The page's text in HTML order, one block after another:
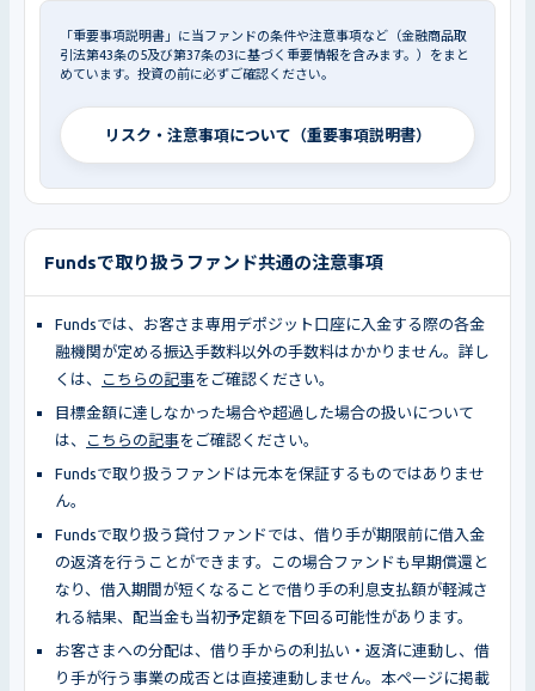
「重要事項説明書」に当ファンドの条件や注意事項など（金融商品取
引法第43条の5及び第37条の3に基づく重要情報を含みます。）をまと
めています。投資の前に必ずご確認ください。
リスク・注意事項について（重要事項説明書）
Fundsで取り扱うファンド共通の注意事項
Fundsでは、お客さま専用デポジット口座に入金する際の各金
融機関が定める振込手数料以外の手数料はかかりません。詳し
くは、
こちらの記事をご確認ください。
目標金額に達しなかった場合や超過した場合の扱いについて
は、
こちらの記事をご確認ください。
Fundsで取り扱うファンドは元本を保証するものではありませ
ん。
Fundsで取り扱う貸付ファンドでは、借り手が期限前に借入金
の返済を行うことができます。この場合ファンドも早期償還と
なり、借入期間が短くなることで借り手の利息支払額が軽減さ
れる結果、配当金も当初予定額を下回る可能性があります。
お客さまへの分配は、借り手からの利払い・返済に連動し、借
り手が行う事業の成否とは直接連動しません。本ページに掲載